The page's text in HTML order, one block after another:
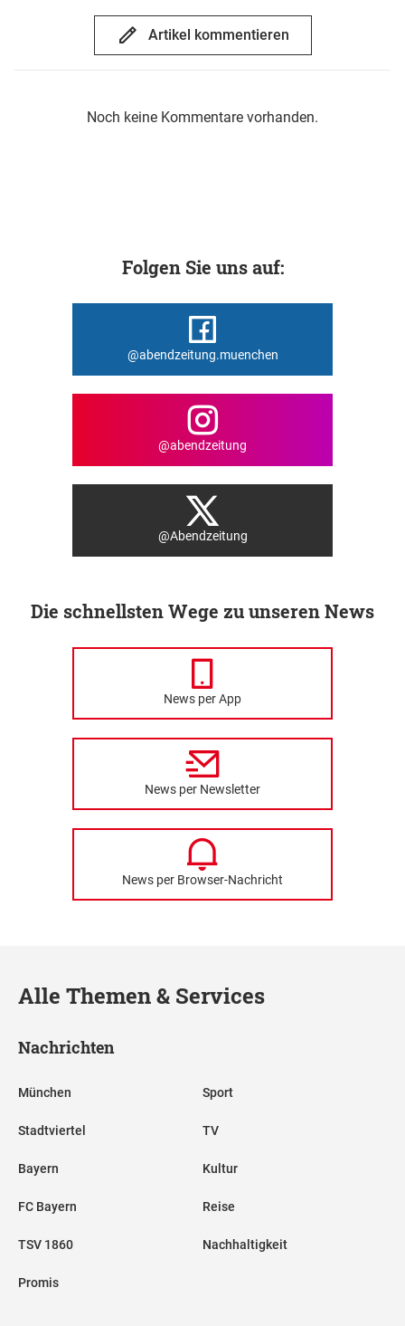
Artikel kommentieren
Noch keine Kommentare vorhanden.
Folgen Sie uns auf:
@abendzeitung.muenchen
@abendzeitung
@Abendzeitung
Die schnellsten Wege zu unseren News
News per App
News per Newsletter
News per Browser-Nachricht
Alle Themen & Services
Nachrichten
München
Stadtviertel
Bayern
FC Bayern
TSV 1860
Promis
Sport
TV
Kultur
Reise
Nachhaltigkeit